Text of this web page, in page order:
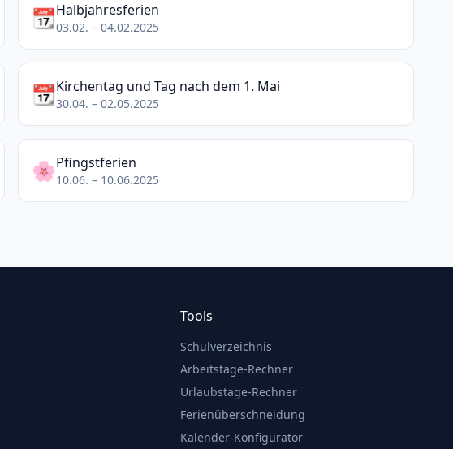
📆Halbjahresferien
03.02. – 04.02.2025
📆Kirchentag und Tag nach dem 1. Mai
30.04. – 02.05.2025
🌸Pfingstferien
10.06. – 10.06.2025
Tools
Schulverzeichnis
Arbeitstage-Rechner
Urlaubstage-Rechner
Ferienüberschneidung
Kalender-Konfigurator